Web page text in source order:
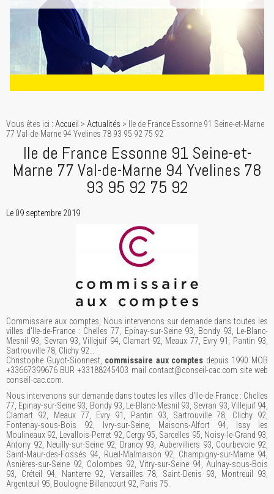
Vous êtes ici : Accueil > Actualités > Ile de France Essonne 91 Seine-et-Marne
77 Val-de-Marne 94 Yvelines 78 93 95 92 75 92
Ile de France Essonne 91 Seine-et-
Marne 77 Val-de-Marne 94 Yvelines 78
93 95 92 75 92
Le 09 septembre 2019
Commissaire aux comptes, Nous intervenons sur demande dans toutes les
villes d'Ile-de-France : Chelles 77, Epinay-sur-Seine 93, Bondy 93, Le-Blanc-
Mesnil 93, Sevran 93, Villejuif 94, Clamart 92, Meaux 77, Evry 91, Pantin 93,
Sartrouville 78, Clichy 92…
Christophe Guyot-Sionnest, commissaire aux comptes depuis 1990 MOB
+33667399676 BUR +33188245403 mail contact@conseil-cac.com site web
conseil-cac.com.
Nous intervenons sur demande dans toutes les villes d'Ile-de-France : Chelles
77, Epinay-sur-Seine 93, Bondy 93, Le-Blanc-Mesnil 93, Sevran 93, Villejuif 94,
Clamart 92, Meaux 77, Evry 91, Pantin 93, Sartrouville 78, Clichy 92,
Fontenay-sous-Bois 92, Ivry-sur-Seine, Maisons-Alfort 94, Issy les
Moulineaux 92, Levallois-Perret 92, Cergy 95, Sarcelles 95, Noisy-le-Grand 93,
Antony 92, Neuilly-sur-Seine 92, Drancy 93, Aubervilliers 93, Courbevoie 92,
Saint-Maur-des-Fossés 94, Rueil-Malmaison 92, Champigny-sur-Marne 94,
Asnières-sur-Seine 92, Colombes 92, Vitry-sur-Seine 94, Aulnay-sous-Bois
93, Créteil 94, Nanterre 92, Versailles 78, Saint-Denis 93, Montreuil 93,
Argenteuil 95, Boulogne-Billancourt 92, Paris 75.